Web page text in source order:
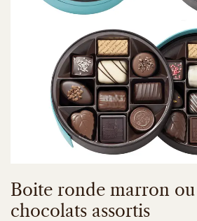
Boite ronde marron
chocolats assortis